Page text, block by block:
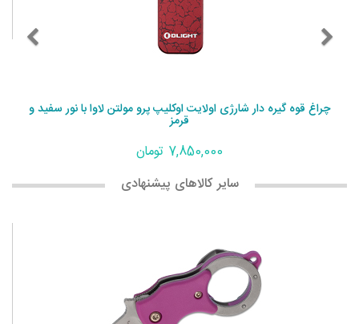
چراغ قوه گیره دار شارژی اولایت اوکلیپ پرو مولتن لاوا با نور سفید و
قرمز
7,850,000 تومان
سایر کالاهای پیشنهادی